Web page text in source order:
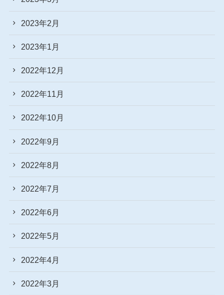
2023年2月
2023年1月
2022年12月
2022年11月
2022年10月
2022年9月
2022年8月
2022年7月
2022年6月
2022年5月
2022年4月
2022年3月